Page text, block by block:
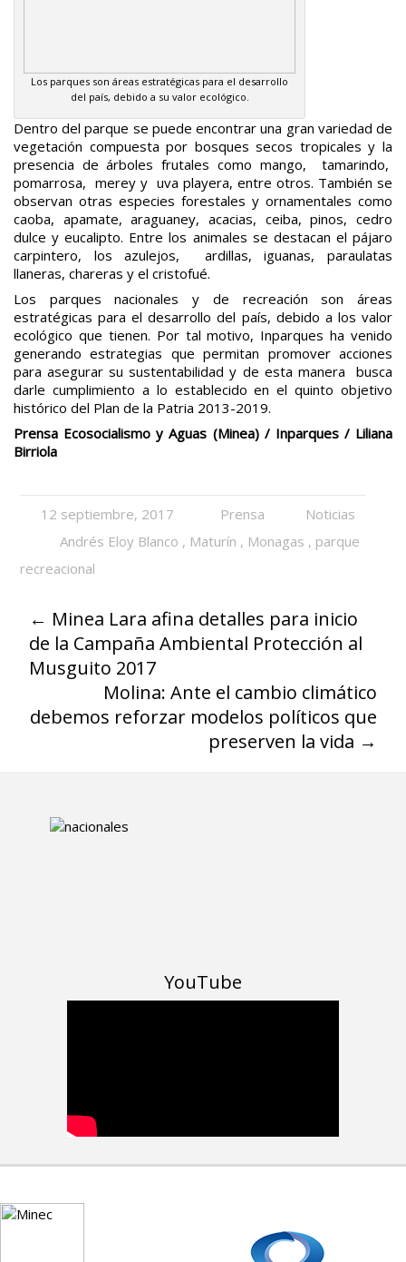
Los parques son áreas estratégicas para el desarrollo
del país, debido a su valor ecológico.
Dentro del parque se puede encontrar una gran variedad de
vegetación compuesta por bosques secos tropicales y la
presencia de árboles frutales como mango, tamarindo,
pomarrosa, merey y uva playera, entre otros. También se
observan otras especies forestales y ornamentales como
caoba, apamate, araguaney, acacias, ceiba, pinos, cedro
dulce y eucalipto. Entre los animales se destacan el pájaro
carpintero, los azulejos, ardillas, iguanas, paraulatas
llaneras, chareras y el cristofué.
Los parques nacionales y de recreación son áreas
estratégicas para el desarrollo del país, debido a los valor
ecológico que tienen. Por tal motivo, Inparques ha venido
generando estrategias que permitan promover acciones
para asegurar su sustentabilidad y de esta manera busca
darle cumplimiento a lo establecido en el quinto objetivo
histórico del Plan de la Patria 2013-2019.
Prensa Ecosocialismo y Aguas (Minea) / Inparques / Liliana
Birriola
12 septiembre, 2017 Prensa
Noticias
Andrés Eloy Blanco , Maturín , Monagas , parque
recreacional
← Minea Lara afina detalles para inicio
de la Campaña Ambiental Protección al
Musguito 2017
Molina: Ante el cambio climático
debemos reforzar modelos políticos que
preserven la vida →
YouTube